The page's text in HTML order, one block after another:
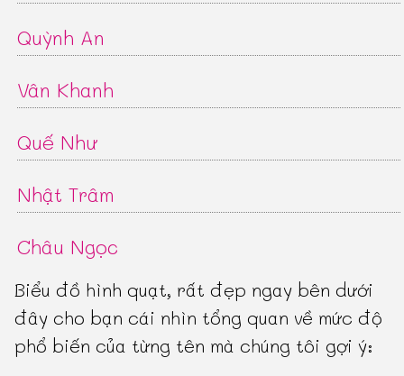
Quỳnh An
Vân Khanh
Quế Như
Nhật Trâm
Châu Ngọc
Biểu đồ hình quạt, rất đẹp ngay bên dưới
đây cho bạn cái nhìn tổng quan về mức độ
phổ biến của từng tên mà chúng tôi gợi ý: